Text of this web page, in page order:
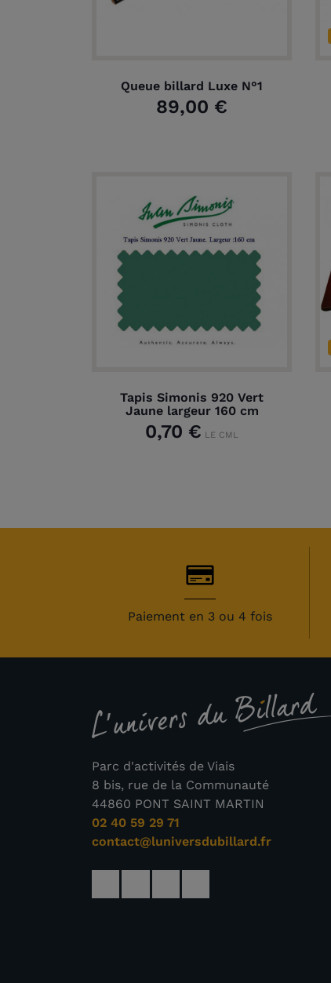
Queue billard Luxe N°1
89,00 €
Tapis Simonis 920 Vert
Jaune largeur 160 cm
0,70 € LE CML
Paiement en 3 ou 4 fois
Parc d'activités de Viais
8 bis, rue de la Communauté
44860 PONT SAINT MARTIN
02 40 59 29 71
contact@luniversdubillard.fr